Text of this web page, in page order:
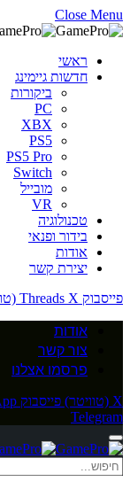
Close Menu
ראשי
חדשות גיימינג
ביקורות
PC
XBX
PS5
PS5 Pro
Switch
מובייל
VR
טכנולוגיה
בידור ופנאי
אודות
יצירת קשר
פייסבוק
Threads X (טוויטר)
אודות
צור קשר
פרסמו אצלנו
X (טוויטר) פייסבוק
Telegram